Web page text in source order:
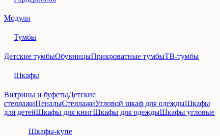
Модули
Тумбы
Детские тумбыОбувницыПрикроватные тумбыТВ-тумбы
Шкафы
Витрины и буфетыДетские
стеллажиПеналыСтеллажиУгловой шкаф для одеждыШкафы
для детейШкафы для книгШкафы для одеждыШкафы угловые
Шкафы-купе